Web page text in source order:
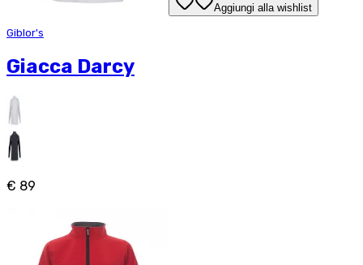
Aggiungi alla wishlist
Giblor's
Giacca Darcy
€ 89